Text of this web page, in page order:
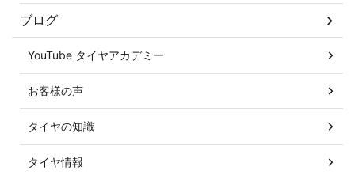
ブログ
YouTube タイヤアカデミー
お客様の声
タイヤの知識
タイヤ情報